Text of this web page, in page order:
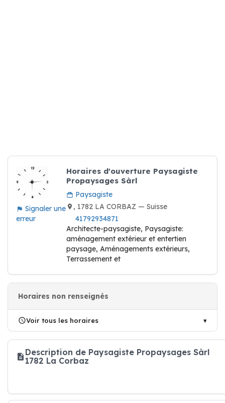
Signaler une
erreur
Horaires d'ouverture Paysagiste
Propaysages Sàrl
Paysagiste
, 1782 LA CORBAZ — Suisse
41792934871
Architecte-paysagiste, Paysagiste:
aménagement extérieur et entertien
paysage, Aménagements extérieurs,
Terrassement et
Horaires non renseignés
Voir tous les horaires
Description de Paysagiste Propaysages Sàrl
1782 La Corbaz